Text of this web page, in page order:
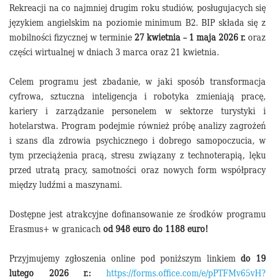
Rekreacji na co najmniej drugim roku studiów, posługujacych się
językiem angielskim na poziomie minimum B2. BIP składa się z
mobilności fizycznej w terminie27 kwietnia – 1 maja 2026 r.oraz
części wirtualnej w dniach 3 marca oraz 21 kwietnia.
Celem programu jest zbadanie, w jaki sposób transformacja
cyfrowa, sztuczna inteligencja i robotyka zmieniają pracę,
kariery i zarządzanie personelem w sektorze turystyki i
hotelarstwa. Program podejmie również próbę analizy zagrożeń
i szans dla zdrowia psychicznego i dobrego samopoczucia, w
tym przeciążenia pracą, stresu związany z technoterapią, lęku
przed utratą pracy, samotności oraz nowych form współpracy
między ludźmi a maszynami.
Dostępne jest atrakcyjne dofinansowanie ze środków programu
Erasmus+ w granicachod 948 euro do 1188 euro!
Przyjmujemy zgłoszenia online pod poniższym linkiemdo 19
lutego 2026 r.:
https://forms.office.com/e/pPTFMv65vH?